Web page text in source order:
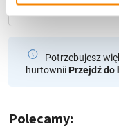
Potrzebujesz
hurtowniiPrzejdź do
Polecamy: